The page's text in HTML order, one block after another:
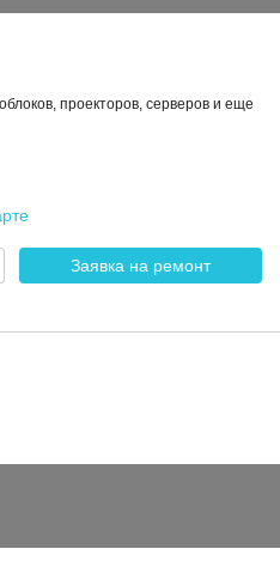
проекторов, серверов и еще
Заявка на ремонт